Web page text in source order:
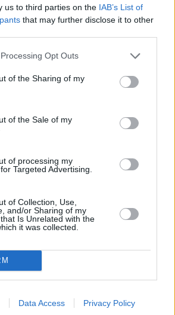
us to third parties on the IAB’s List of
that may further disclose it to other
Opt Outs
of the Sharing of my
of the Sale of my
of processing my
Targeted Advertising.
of Collection, Use,
and/or Sharing of my
Is Unrelated with the
it was collected.
Data Access Privacy Policy
¿EN QUÉ MOMENTO DEJAMOS DE SER
HUMANOS?. Por Maite de Vera Cabrera
Fuerteventura Santiago de Compostela
por 30 euros por trayecto
en Fuerteventura
Vuelca una hormigonera en Lajares